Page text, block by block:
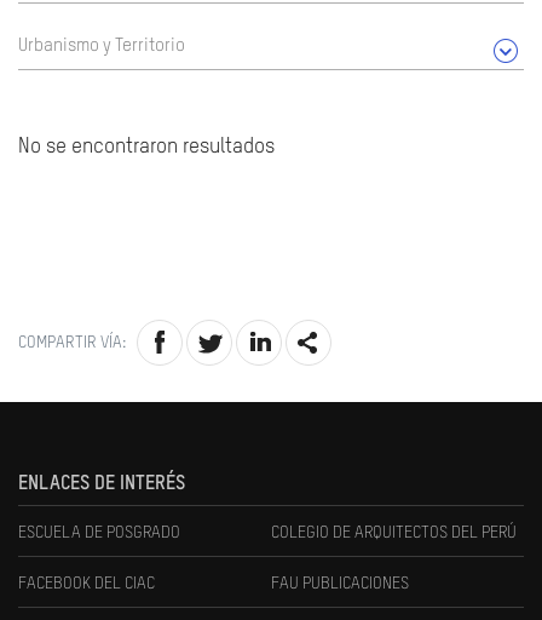
Urbanismo y Territorio
No se encontraron resultados
COMPARTIR VÍA:
ENLACES DE INTERÉS
ESCUELA DE POSGRADO COLEGIO DE ARQUITECTOS DEL PERÚ
FACEBOOK DEL CIAC FAU PUBLICACIONES